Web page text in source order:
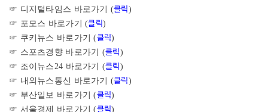
☞ 디지털타임스 바로가기 (클릭)
☞ 포모스 바로가기 (클릭)
☞ 쿠키뉴스 바로가기 (클릭)
☞ 스포츠경향바로가기 (클릭)
☞ 조이뉴스24 바로가기 (클릭)
☞ 내외뉴스통신 바로가기 (클릭)
☞ 부산일보 바로가기 (클릭)
☞ 서울경제 바로가기 (클릭)